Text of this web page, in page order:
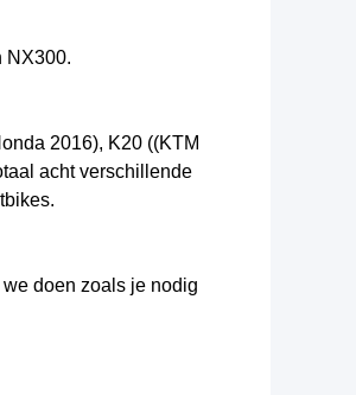
NX300.
2016), K20 ((KTM
acht verschillende
doen zoals je nodig